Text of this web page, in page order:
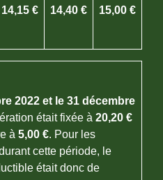
14,15 € 14,40 € 15,00 €
2022 et le 31 décembre
était fixée à 20,20 €
à 5,00 €. Pour les
cette période, le
était donc de